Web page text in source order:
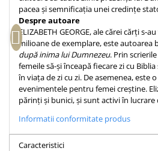
Teologie
A doua venire
Apologetica
Dogmatica
Istoria Bisericii
Misiune
Devotional
pacea și semnificația unei credințe
Despre autoare
ELIZABETH GEORGE, ale cărei cărți s-
milioane de exemplare, este autoarea
după inima lui Dumnezeu. Prin
femeile să-și înceapă fiecare zi cu
în viața de zi cu zi. De asemenea, este
evenimentele pentru femei creștine.
părinți și bunici, și sunt activi în lucrare
Informatii conformitate produs
Caracteristici